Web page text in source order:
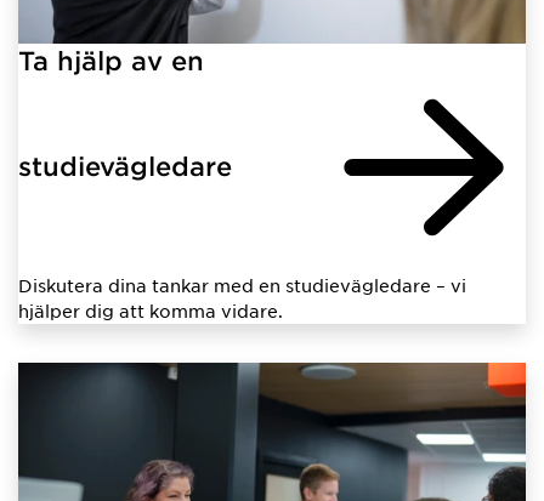
Ta hjälp av en
studievägledare
Diskutera dina tankar med en studievägledare – vi
hjälper dig att komma vidare.